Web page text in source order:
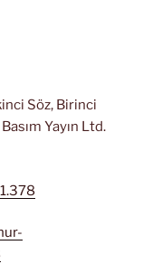
Söz, Birinci
Yayın Ltd.